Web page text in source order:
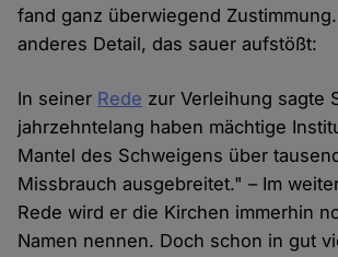
fand ganz überwiegend
anderes Detail, das sauer aufstößt:
In seiner Rede zur Verleihung sagte
jahrzehntelang haben mächtige
Mantel des Schweigens über
Missbrauch ausgebreitet." – Im
Rede wird er die Kirchen immerhin
Namen nennen. Doch schon in gut